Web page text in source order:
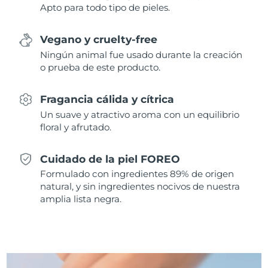
Apto para todo tipo de pieles.
Vegano y cruelty-free
Ningún animal fue usado durante la creación
o prueba de este producto.
Fragancia cálida y cítrica
Un suave y atractivo aroma con un equilibrio
floral y afrutado.
Cuidado de la piel FOREO
Formulado con ingredientes 89% de origen
natural, y sin ingredientes nocivos de nuestra
amplia lista negra.
Singapur Entrega prevista
Eslovaquia Entrega prevista
Eslovenia Entrega prevista
Sudáfrica Entrega prevista
Corea del Sur Entrega prevista
España
Suecia Entrega prevista8/8/26
Suiza
Tailandia Entrega prevista